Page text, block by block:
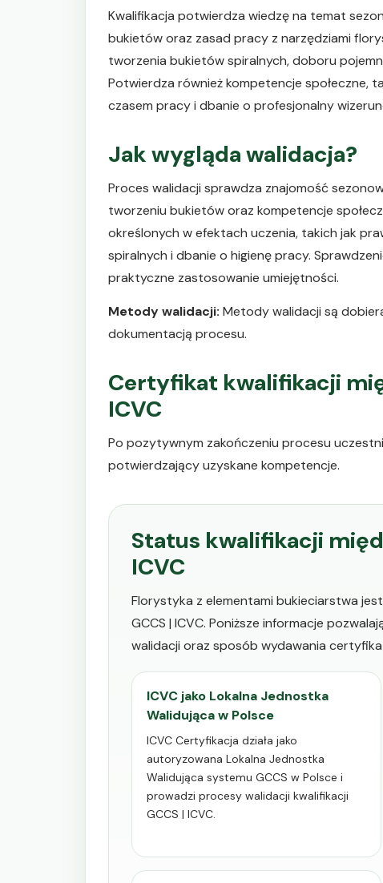
Kwalifikacja potwierdza wiedzę na temat
bukietów oraz zasad pracy z narzędziami
tworzenia bukietów spiralnych, doboru
Potwierdza również kompetencje społeczne,
czasem pracy i dbanie o profesjonalny
Jak wygląda walidacja?
Proces walidacji sprawdza znajomość
tworzeniu bukietów oraz kompetencje
określonych w efektach uczenia, takich jak
spiralnych i dbanie o higienę pracy.
praktyczne zastosowanie umiejętności.
Metody walidacji: Metody walidacji są
dokumentacją procesu.
Certyfikat kwalifikacji
ICVC
Po pozytywnym zakończeniu procesu
potwierdzający uzyskane kompetencje.
Status kwalifikacji
ICVC
Florystyka z elementami bukieciarstwa
GCCS | ICVC. Poniższe informacje
walidacji oraz sposób wydawania
ICVC jako Lokalna Jednostka
Walidująca w Polsce
ICVC Certyfikacja działa jako
autoryzowana Lokalna Jednostka
Walidująca systemu GCCS w Polsce i
prowadzi procesy walidacji kwalifikacji
GCCS | ICVC.